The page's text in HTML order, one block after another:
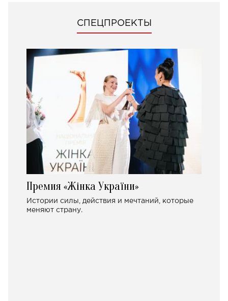
СПЕЦПРОЕКТЫ
Премия «Жінка України»
Истории силы, действия и мечтаний, которые
меняют страну.